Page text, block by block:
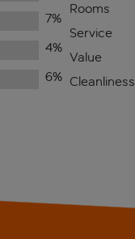
7%
4%
6%
Rooms
Service
Value
Cleanliness